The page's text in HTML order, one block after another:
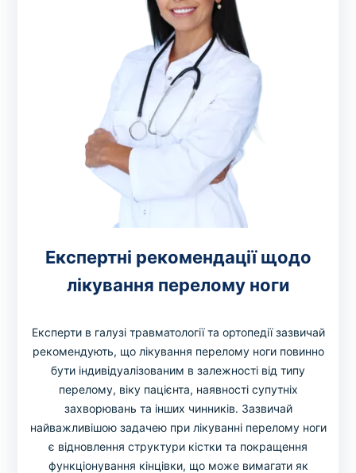
Експертні рекомендації щодо
лікування перелому ноги
Експерти в галузі травматології та ортопедії зазвичай
рекомендують, що лікування перелому ноги повинно
бути індивідуалізованим в залежності від типу
перелому, віку пацієнта, наявності супутніх
захворювань та інших чинників. Зазвичай
найважливішою задачею при лікуванні перелому ноги
є відновлення структури кістки та покращення
функціонування кінцівки, що може вимагати як